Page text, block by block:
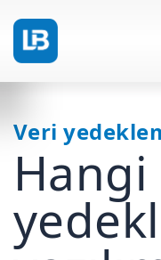
Veri
Hangi